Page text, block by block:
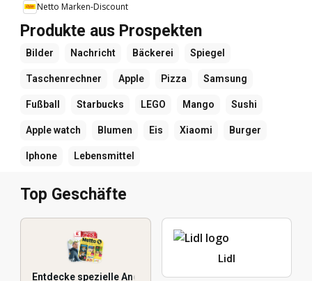
Netto Marken-Discount
Produkte aus Prospekten
Bilder Nachricht Bäckerei Spiegel
Taschenrechner Apple Pizza Samsung
Fußball Starbucks LEGO Mango Sushi
Apple watch Blumen Eis Xiaomi Burger
Iphone Lebensmittel
Top Geschäfte
Entdecke spezielle Angebote
Lidl